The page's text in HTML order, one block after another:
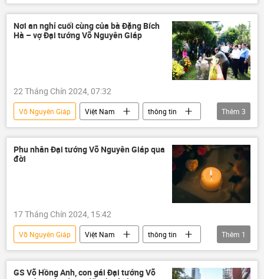
qua đời
Hà Nội
Tô Lâm
Phạm Minh Chính
Quảng Bình
Nơi an nghỉ cuối cùng của bà Đặng Bích
Hà – vợ Đại tướng Võ Nguyên Giáp
22 Tháng Chín 2024, 07:32
Võ Nguyên Giáp Việt Nam
thông tin
qua đời
Hà Nội Quảng Bình
Thêm 3
Phu nhân Đại tướng Võ Nguyên Giáp qua
đời
17 Tháng Chín 2024, 15:42
Võ Nguyên Giáp Việt Nam
thông tin
từ trần
Thêm 1
GS Võ Hồng Anh, con gái Đại tướng Võ